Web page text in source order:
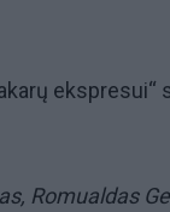
ekspresui“
Romualdas